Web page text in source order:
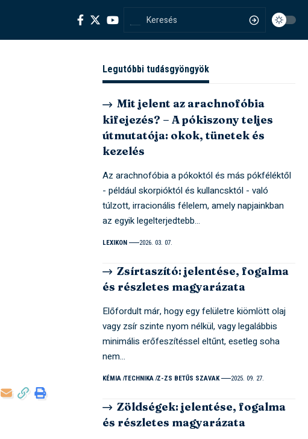
Legutóbbi tudásgyöngyök
Mit jelent az arachnofóbia
kifejezés? – A pókiszony teljes
útmutatója: okok, tünetek és
kezelés
Az arachnofóbia a pókoktól és más pókféléktől
- például skorpióktól és kullancsktól - való
túlzott, irracionális félelem, amely napjainkban
az egyik legelterjedtebb…
LEXIKON 2026. 03. 07.
Zsírtaszító: jelentése, fogalma
és részletes magyarázata
Előfordult már, hogy egy felületre kiömlött olaj
vagy zsír szinte nyom nélkül, vagy legalábbis
minimális erőfeszítéssel eltűnt, esetleg soha
nem…
KÉMIA TECHNIKA Z-ZS BETŰS SZAVAK 2025. 09. 27.
Zöldségek: jelentése, fogalma
és részletes magyarázata